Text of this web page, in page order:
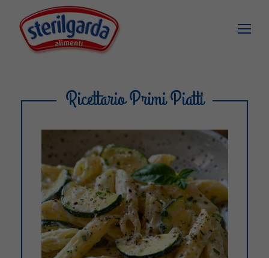
Ricettario Primi Piatti